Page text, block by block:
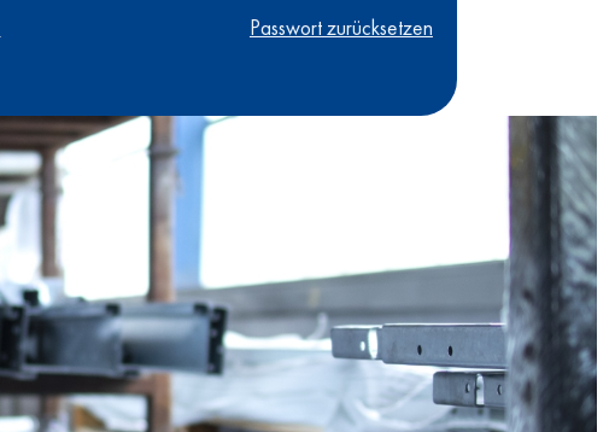
Passwort zurücksetzen